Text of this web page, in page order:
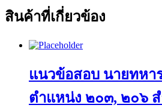
สินค้าที่เกี่ยวข้อง
แนวข้อสอบ นายทหา
ตำแหน่ง ๒๐๓, ๒๐๖